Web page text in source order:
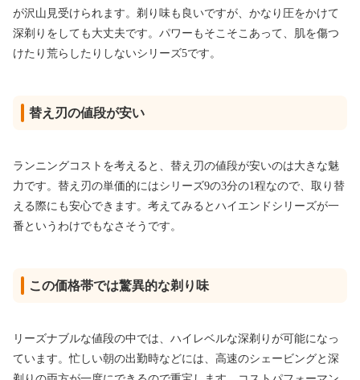
が沢山見受けられます。剃り味も良いですが、かなり圧をかけて
深剃りをしても大丈夫です。パワーもそこそこあって、肌を傷つ
けたり荒らしたりしないシリーズ5です。
替え刃の値段が安い
ランニングコストを考えると、替え刃の値段が安いのは大きな魅
力です。替え刃の単価的にはシリーズ9の3分の1程なので、取り替
える際にも安心できます。考えてみるとハイエンドシリーズが一
番というわけでもなさそうです。
この価格帯では驚異的な剃り味
リーズナブルな値段の中では、ハイレベルな深剃りが可能になっ
ています。忙しい朝の出勤時などには、高速のシェービングと深